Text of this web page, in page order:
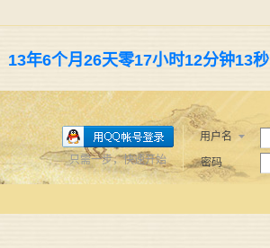
13年6个月26天零17小时12分钟14秒
用户名
密码
只需一步，快速开始